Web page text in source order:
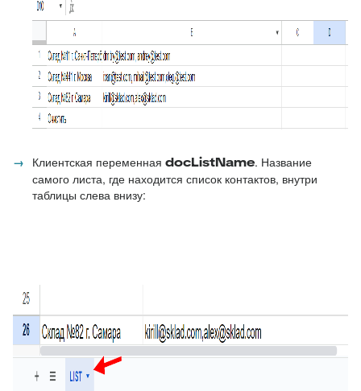
Клиентская переменная docListName. Название
самого листа, где находится список контактов, внутри
таблицы слева внизу: